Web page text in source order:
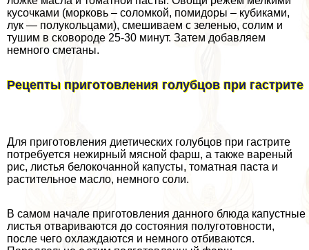
кусочками (морковь – соломкой, помидоры – кубиками,
лук — полукольцами), смешиваем с зеленью, солим и
тушим в сковороде 25-30 минут. Затем добавляем
немного сметаны.
Рецепты приготовления гoлyбцов при гастрите
Для приготовления диетических гoлyбцов при гастрите
потребуется нежирный мясной фарш, а также вареный
рис, листья белокочанной капусты, томатная паста и
растительное масло, немного соли.
В самом начале приготовления данного блюда капустные
листья отвариваются до состояния полуготовности,
после чего охлаждаются и немного отбиваются.